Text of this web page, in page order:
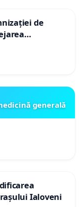
de
generală
Ialoveni